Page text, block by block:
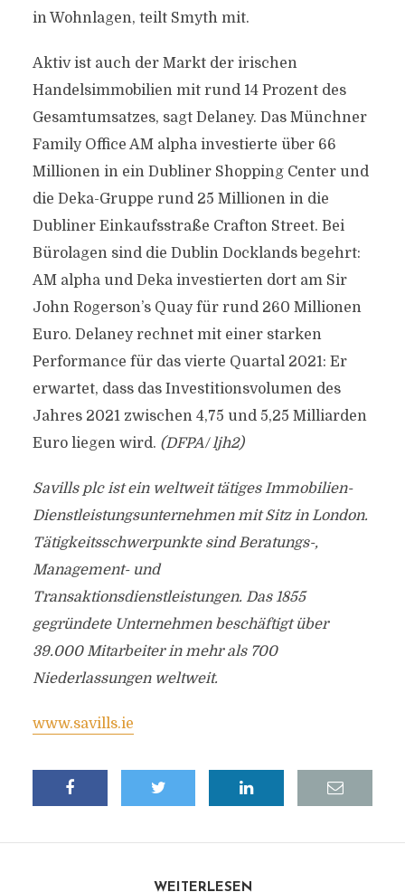
in Wohnlagen, teilt Smyth mit.
Aktiv ist auch der Markt der irischen
Handelsimmobilien mit rund 14 Prozent des
Gesamtumsatzes, sagt Delaney. Das Münchner
Family Office AM alpha investierte über 66
Millionen in ein Dubliner Shopping Center und
die Deka-Gruppe rund 25 Millionen in die
Dubliner Einkaufsstraße Crafton Street. Bei
Bürolagen sind die Dublin Docklands begehrt:
AM alpha und Deka investierten dort am Sir
John Rogerson’s Quay für rund 260 Millionen
Euro. Delaney rechnet mit einer starken
Performance für das vierte Quartal 2021: Er
erwartet, dass das Investitionsvolumen des
Jahres 2021 zwischen 4,75 und 5,25 Milliarden
Euro liegen wird. (DFPA/ ljh2)
Savills plc ist ein weltweit tätiges Immobilien-
Dienstleistungsunternehmen mit Sitz in London.
Tätigkeitsschwerpunkte sind Beratungs-,
Management- und
Transaktionsdienstleistungen. Das 1855
gegründete Unternehmen beschäftigt über
39.000 Mitarbeiter in mehr als 700
Niederlassungen weltweit.
www.savills.ie
WEITERLESEN